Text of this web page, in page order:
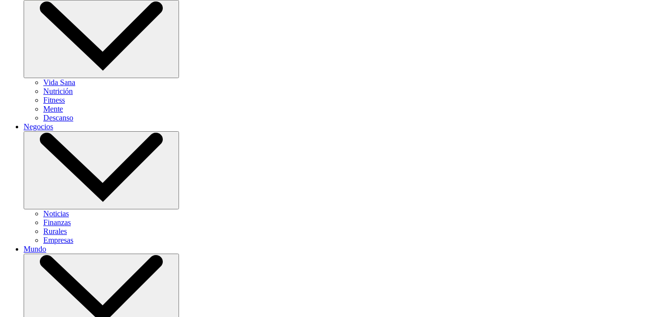
Vida Sana
Nutrición
Fitness
Mente
Descanso
Negocios
Noticias
Finanzas
Rurales
Empresas
Mundo